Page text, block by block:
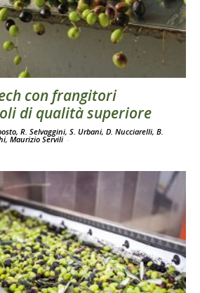
con frangitori
di qualità superiore
R. Selvaggini, S. Urbani, D. Nucciarelli, B.
Maurizio Servili -